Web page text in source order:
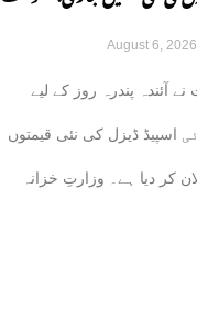
August 6, 2026
آئندہ پندرہ روز کے لیے
اسپیڈ ڈیزل کی نئی قیمتوں
کر دیا ہے۔ وزارتِ خزانہ